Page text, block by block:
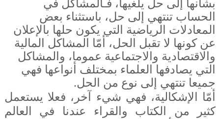
بشأنها إلى حل يلغيها، فـالمشاكل في
الحساب تنتهي إلى حل، باستثناء بعض
المعادلات الرياضية التي يكون حلها بالإعلان
عن كونها لا تقبل الحل، أمّا المشاكل المالية
والاقتصادية والاجتماعية عموما، والمشاكل
التي يصادفها العلماء بمختلف أنواعها فهي
جميعا تنتهي إلى نوع من الحل.
أمّا الإشكالية، فهي شيء آخر، فعلا يستعمل
كثير من الكتاب والقراء عندنا في العالم